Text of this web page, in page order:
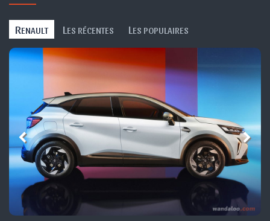
RENAULT L ES RÉCENTES L ES POPULAIRES